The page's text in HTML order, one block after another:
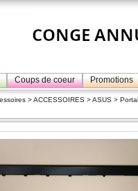
Coups de coeur Promotions
>ACCESSOIRES >ASUS >